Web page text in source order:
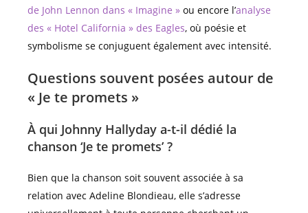
de John Lennon dans « Imagine » ou encore l’analyse
des « Hotel California » des Eagles, où poésie et
symbolisme se conjuguent également avec intensité.
Questions souvent posées autour de
« Je te promets »
À qui Johnny Hallyday a-t-il dédié la
chanson ‘Je te promets’ ?
Bien que la chanson soit souvent associée à sa
relation avec Adeline Blondieau, elle s’adresse